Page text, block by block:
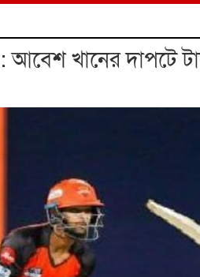
খানের দাপটে